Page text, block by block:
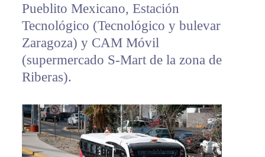
Pueblito Mexicano, Estación
Tecnológico (Tecnológico y bulevar
Zaragoza) y CAM Móvil
(supermercado S-Mart de la zona de
Riberas).